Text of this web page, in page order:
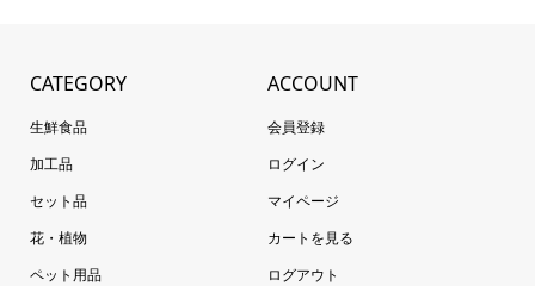
CATEGORY
生鮮食品
加工品
セット品
花・植物
ペット用品
ACCOUNT
会員登録
ログイン
マイページ
カートを見る
ログアウト